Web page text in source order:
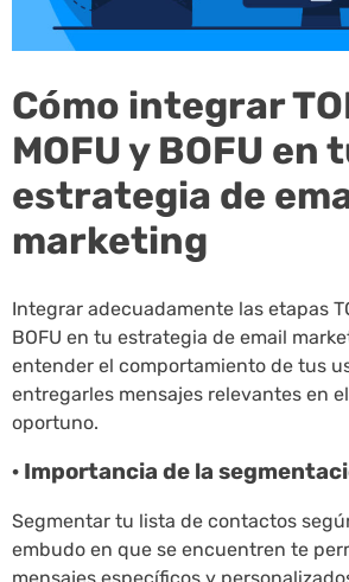
Cómo integrar
MOFU y BOFU en
estrategia de
marketing
Integrar adecuadamente las etapas
BOFU en tu estrategia de email
entender el comportamiento de tus
entregarles mensajes relevantes en
oportuno.
· Importancia de la
Segmentar tu lista de contactos
embudo en que se encuentren te